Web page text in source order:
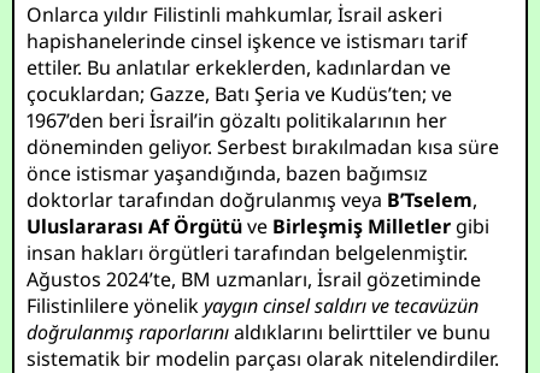
Onlarca yıldır Filistinli mahkumlar, İsrail askeri
hapishanelerinde cinsel işkence ve istismarı tarif
ettiler. Bu anlatılar erkeklerden, kadınlardan ve
çocuklardan; Gazze, Batı Şeria ve Kudüs’ten; ve
1967’den beri İsrail’in gözaltı politikalarının her
döneminden geliyor. Serbest bırakılmadan kısa süre
önce istismar yaşandığında, bazen bağımsız
doktorlar tarafından doğrulanmış veya B’Tselem,
Uluslararası Af Örgütüve Birleşmiş Milletler gibi
insan hakları örgütleri tarafından belgelenmiştir.
Ağustos 2024’te, BM uzmanları, İsrail gözetiminde
Filistinlilere yönelikyaygın cinsel saldırı ve tecavüzün
doğrulanmış raporlarınıaldıklarını belirttiler ve bunu
sistematik bir modelin parçası olarak nitelendirdiler.